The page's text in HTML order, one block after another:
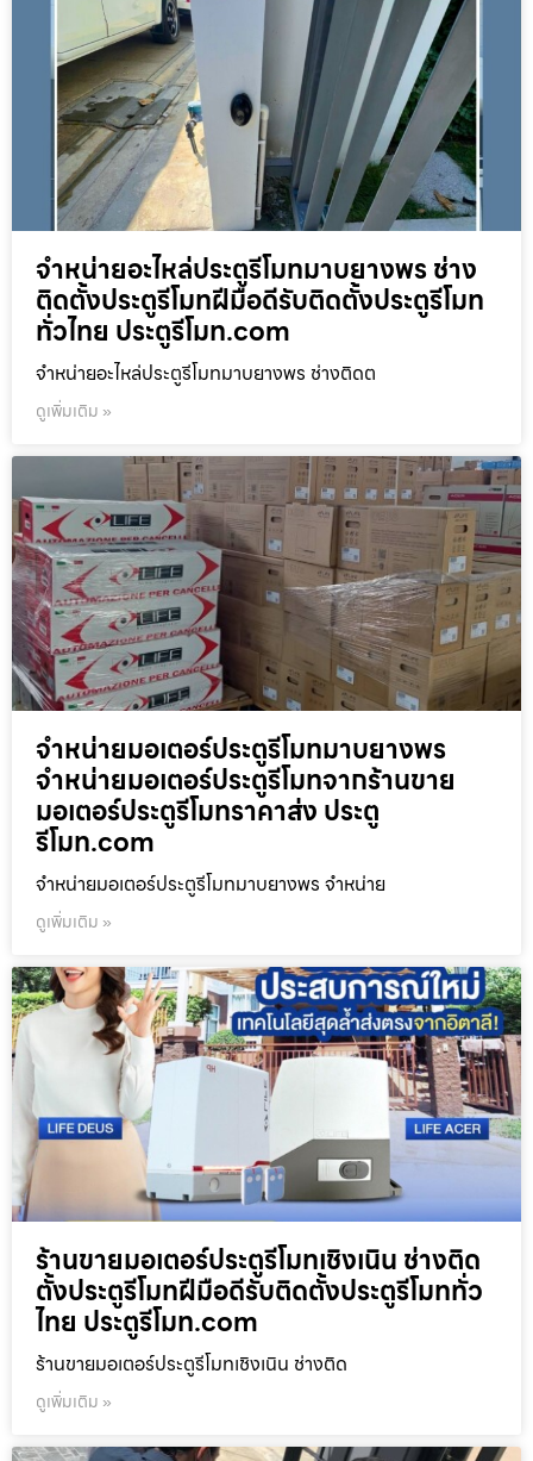
จำหน่ายอะไหล่ประตูรีโมทมาบยางพร ช่าง
ติดตั้งประตูรีโมทฝีมือดีรับติดตั้งประตูรีโมท
ทั่วไทย ประตูรีโมท.com
จำหน่ายอะไหล่ประตูรีโมทมาบยางพร ช่างติดต
ดูเพิ่มเติม »
จำหน่ายมอเตอร์ประตูรีโมทมาบยางพร
จำหน่ายมอเตอร์ประตูรีโมทจากร้านขาย
มอเตอร์ประตูรีโมทราคาส่ง ประตู
รีโมท.com
จำหน่ายมอเตอร์ประตูรีโมทมาบยางพร จำหน่าย
ดูเพิ่มเติม »
ร้านขายมอเตอร์ประตูรีโมทเชิงเนิน ช่างติด
ตั้งประตูรีโมทฝีมือดีรับติดตั้งประตูรีโมททั่ว
ไทย ประตูรีโมท.com
ร้านขายมอเตอร์ประตูรีโมทเชิงเนิน ช่างติด
ดูเพิ่มเติม »